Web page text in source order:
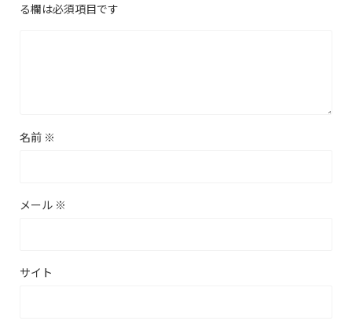
る欄は必須項目です
名前 ※
メール ※
サイト